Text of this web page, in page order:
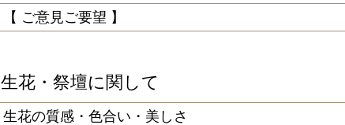
【 ご意見ご要望 】
生花・祭壇に関して
生花の質感・色合い・美しさ